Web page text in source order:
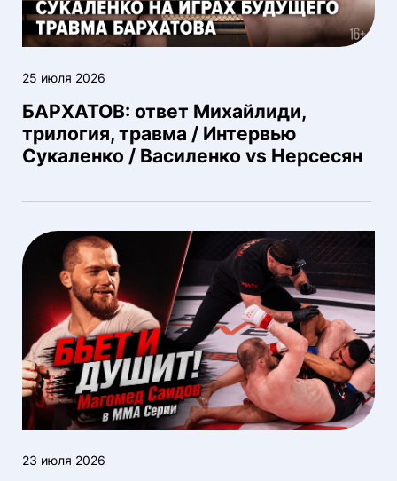
25 июля 2026
БАРХАТОВ: ответ Михайлиди,
трилогия, травма / Интервью
Сукаленко / Василенко vs Нерсесян
23 июля 2026